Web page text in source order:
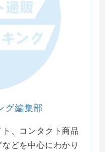
グ編集部
、コンタクト商品
どを中心にわかり